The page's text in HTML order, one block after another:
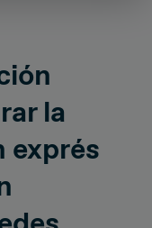
la
exprés